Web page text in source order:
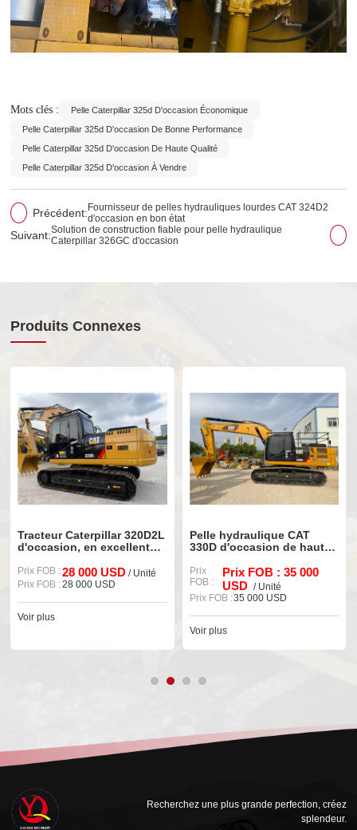
Mots clés :
Pelle Caterpillar 325d D'occasion Économique
Pelle Caterpillar 325d D'occasion De Bonne Performance
Pelle Caterpillar 325d D'occasion De Haute Qualité
Pelle Caterpillar 325d D'occasion À Vendre
Précédent: Fournisseur de pelles hydrauliques lourdes CAT 324D2
d'occasion en bon état
Suivant:Solution de construction fiable pour pelle hydraulique
Caterpillar 326GC d'occasion
Produits Connexes
Caterpillar 320D2L
en excellent
fonctionnement, à
FOB :28 000 USD/ Unité
FOB :28 000 USD
plus
Pelle hydraulique CAT
330D d'occasion de haute
neuve et bien entretenue.
Prix FOB : 35 000
USD
/ Unité
Prix FOB :35 000 USD
Voir plus
Recherchez une plus grande perfection, créez
splendeur.